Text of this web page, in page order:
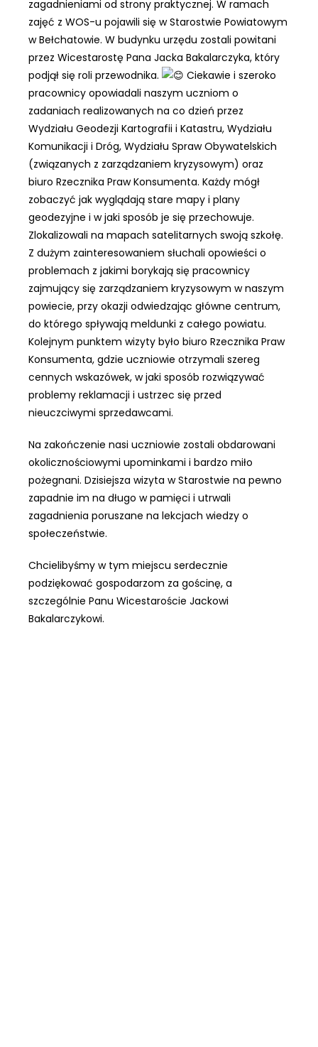
zagadnieniami od strony praktycznej. W ramach
zajęć z WOS-u pojawili się w Starostwie Powiatowym
w Bełchatowie. W budynku urzędu zostali powitani
przez Wicestarostę Pana Jacka Bakalarczyka, który
podjął się roli przewodnika.
Ciekawie i szeroko
pracownicy opowiadali naszym uczniom o
zadaniach realizowanych na co dzień przez
Wydziału Geodezji Kartografii i Katastru, Wydziału
Komunikacji i Dróg, Wydziału Spraw Obywatelskich
(związanych z zarządzaniem kryzysowym) oraz
biuro Rzecznika Praw Konsumenta. Każdy mógł
zobaczyć jak wyglądają stare mapy i plany
geodezyjne i w jaki sposób je się przechowuje.
Zlokalizowali na mapach satelitarnych swoją szkołę.
Z dużym zainteresowaniem słuchali opowieści o
problemach z jakimi borykają się pracownicy
zajmujący się zarządzaniem kryzysowym w naszym
powiecie, przy okazji odwiedzając główne centrum,
do którego spływają meldunki z całego powiatu.
Kolejnym punktem wizyty było biuro Rzecznika Praw
Konsumenta, gdzie uczniowie otrzymali szereg
cennych wskazówek, w jaki sposób rozwiązywać
problemy reklamacji i ustrzec się przed
nieuczciwymi sprzedawcami.
Na zakończenie nasi uczniowie zostali obdarowani
okolicznościowymi upominkami i bardzo miło
pożegnani. Dzisiejsza wizyta w Starostwie na pewno
zapadnie im na długo w pamięci i utrwali
zagadnienia poruszane na lekcjach wiedzy o
społeczeństwie.
Chcielibyśmy w tym miejscu serdecznie
podziękować gospodarzom za gościnę, a
szczególnie Panu Wicestaroście Jackowi
Bakalarczykowi.